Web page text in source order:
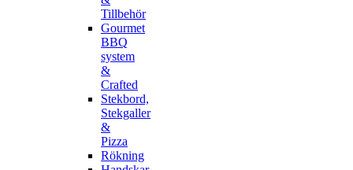
Tillbehör
Gourmet
BBQ
system
&
Crafted
Stekbord,
Stekgaller
&
Pizza
Rökning